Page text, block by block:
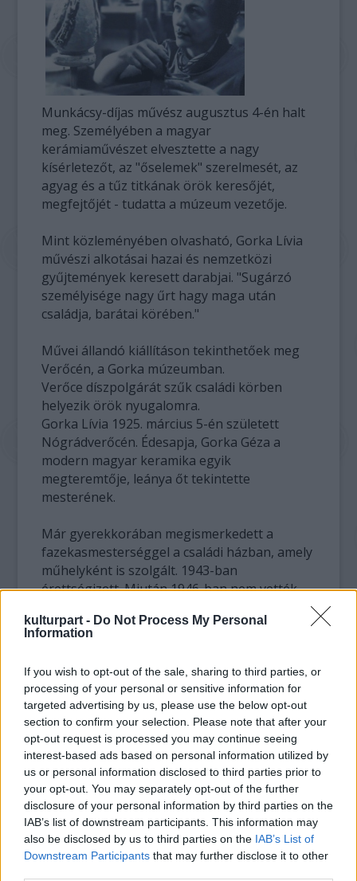
kulturpart - Do Not Process My Personal
Information
If you wish to opt-out of the sale, sharing to third parties, or
processing of your personal or sensitive information for
targeted advertising by us, please use the below opt-out
section to confirm your selection. Please note that after your
opt-out request is processed you may continue seeing
interest-based ads based on personal information utilized by
us or personal information disclosed to third parties prior to
your opt-out. You may separately opt-out of the further
disclosure of your personal information by third parties on the
IAB’s list of downstream participants. This information may
also be disclosed by us to third parties on the IAB’s List of
Downstream Participants that may further disclose it to other
Munkácsy-díjas művész augusztus 4-én halt
meg. Személyében a magyar
kerámiaművészet elvesztette a nagy
kísérletezőt, az "őselemek" szerelmesét, az
agyag és a tűz titkának örök keresőjét,
megfejtőjét - tudatta a múzeum vezetője.
Mint közleményében olvasható, Gorka Lívia
művészi alkotásai hazai és nemzetközi
gyűjtemények keresett darabjai. "Sugárzó
személyisége nagy űrt hagy maga után
családja, barátai körében."
Művei állandó kiállításon tekinthetőek meg
Verőcén, a Gorka múzeumban.
Verőce díszpolgárát szűk családi körben
helyezik örök nyugalomra.
Gorka Lívia 1925. március 5-én született
Nógrádverőcén. Édesapja, Gorka Géza a
modern magyar keramika egyik
megteremtője, leánya őt tekintette
mesterének.
Már gyerekkorában megismerkedett a
fazekasmesterséggel a családi házban, amely
műhelyként is szolgált. 1943-ban
érettségizett. Miután 1946-ban nem vették
mestervizsgát tett 1948-ban. Sokat dolgozott,
képezte magát, autodidaktaként. 1954-ben,
majd 1955-ben vett részt először kollektív
kiállításon, az Ernst Múzeumban Budapesten.
Jóformán minden pályázaton, bemutatón, kis
kiállításon jelentkezett munkáival.
Elszakadva Verőcétől, 1960-ban már
Budapesten dolgozott önálló műhelyben.
1962-ben Prágában a Nemzetközi Keramikai
Biennálén aranyérmet kapott. Ezt követően
rendszeresen állított ki külföldön, Prágától
kezdve Genfen, Londonon át egészen San